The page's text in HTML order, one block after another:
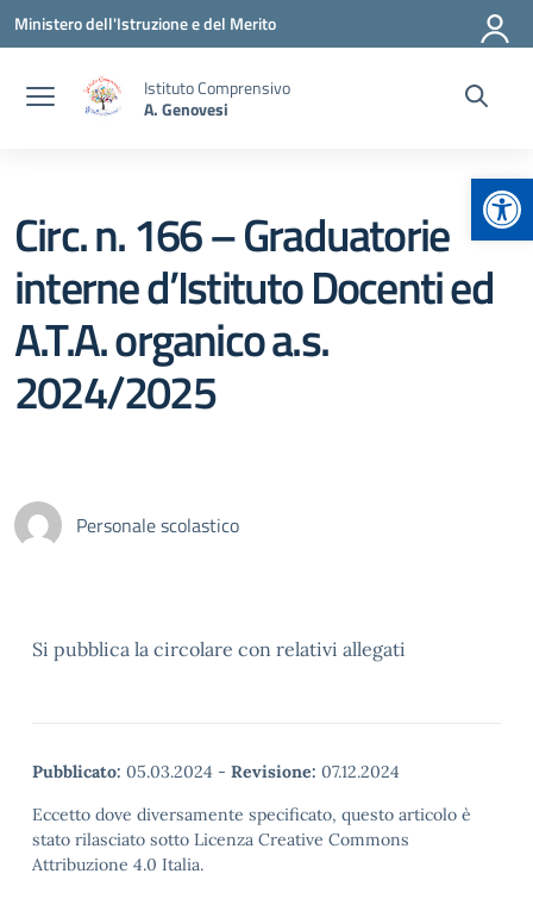
Vai ai contenuti
Vai al menu di navigazione
Vai al footer
Ministero dell'Istruzione e del Merito
Istituto Comprensivo
A. Genovesi
Circ. n. 166 – Graduatorie
interne d’Istituto Docenti ed
A.T.A. organico a.s.
2024/2025
Personale scolastico
Si pubblica la circolare con relativi allegati
Pubblicato: 05.03.2024 - Revisione: 07.12.2024
Eccetto dove diversamente specificato, questo articolo è
stato rilasciato sotto Licenza Creative Commons
Attribuzione 4.0 Italia.